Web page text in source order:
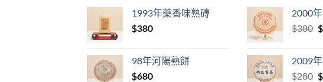
1993年藥香味熟磚
$380
98年河陽熟餅
$680
2000
$380 $
2009
$280 $